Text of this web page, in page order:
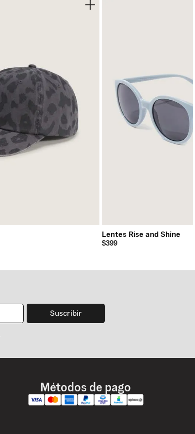
Lentes Rise and Shine
$399
Suscribir
Métodos de pago